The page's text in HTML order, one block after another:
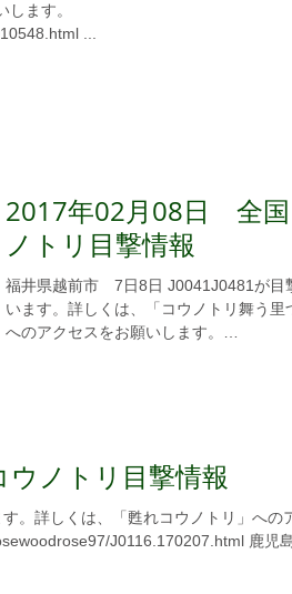
ます。
...
2017年02月08日 全国
ノトリ目撃情報
福井県越前市 7日8日 J0041J0481が目撃されて
います。詳しくは、「コウノトリ舞う里
へのアクセスをお願いします。
ノトリ目撃情報